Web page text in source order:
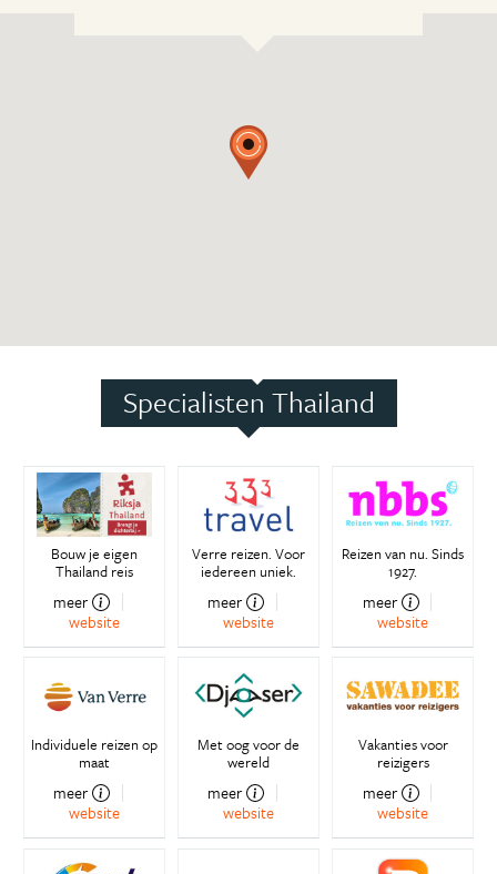
Specialisten Thailand
Bouw je eigen
Thailand reis
meer
website
Verre reizen. Voor
iedereen uniek.
meer
website
Reizen van nu. Sinds
1927.
meer
website
Individuele reizen op
maat
meer
website
Met oog voor de
wereld
meer
website
Vakanties voor
reizigers
meer
website